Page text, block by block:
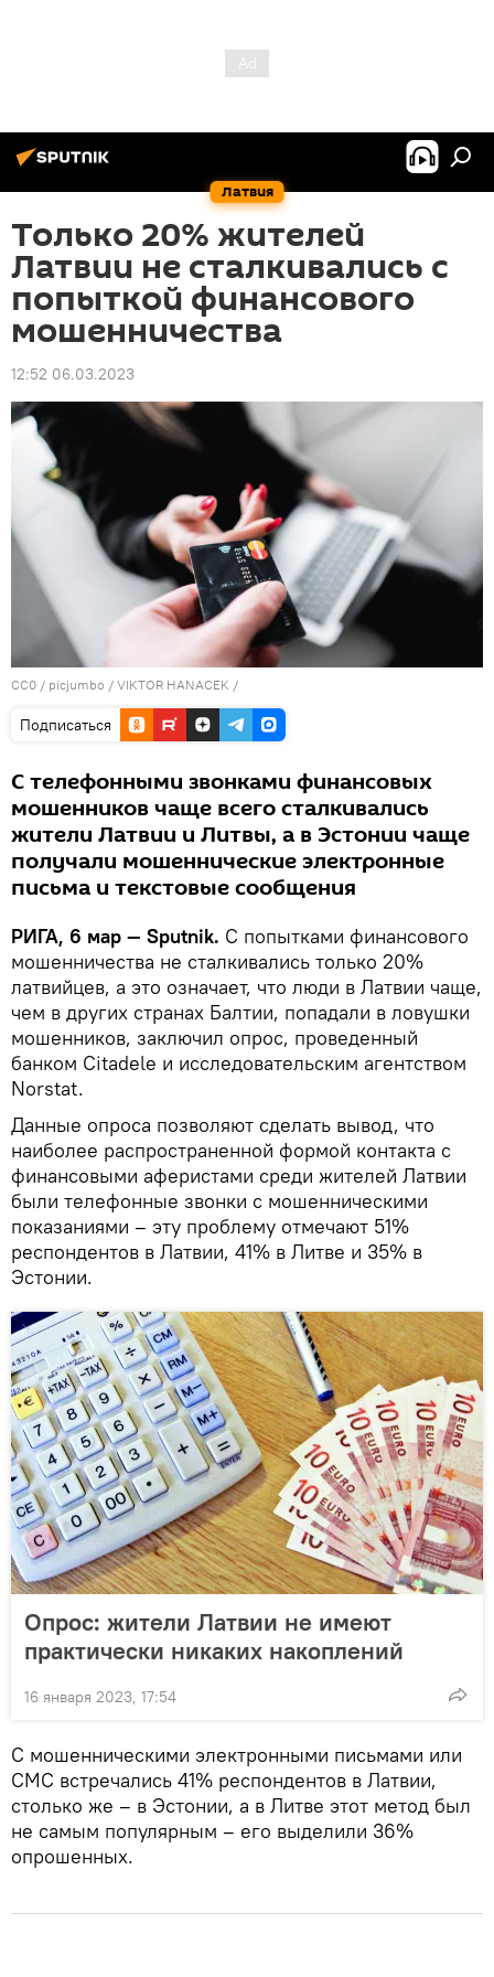
Латвия
Только 20% жителей
Латвии не сталкивались с
попыткой финансового
мошенничества
12:52 06.03.2023
CC0 / picjumbo / VIKTOR HANACEK /
Подписаться
С телефонными звонками финансовых
мошенников чаще всего сталкивались
жители Латвии и Литвы, а в Эстонии чаще
получали мошеннические электронные
письма и текстовые сообщения
РИГА, 6 мар — Sputnik. С попытками финансового
мошенничества не сталкивались только 20%
латвийцев, а это означает, что люди в Латвии чаще,
чем в других странах Балтии, попадали в ловушки
мошенников, заключил опрос, проведенный
банком Citadele и исследовательским агентством
Norstat.
Данные опроса позволяют сделать вывод, что
наиболее распространенной формой контакта с
финансовыми аферистами среди жителей Латвии
были телефонные звонки с мошенническими
показаниями – эту проблему отмечают 51%
респондентов в Латвии, 41% в Литве и 35% в
Эстонии.
Опрос: жители Латвии не имеют
практически никаких накоплений
16 января 2023, 17:54
С мошенническими электронными письмами или
СМС встречались 41% респондентов в Латвии,
столько же – в Эстонии, а в Литве этот метод был
не самым популярным – его выделили 36%
опрошенных.